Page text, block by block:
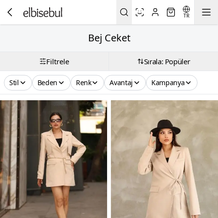
TR
Bej Ceket
Filtrele Sırala: Popüler
Stil Beden Renk Avantaj Kampanya